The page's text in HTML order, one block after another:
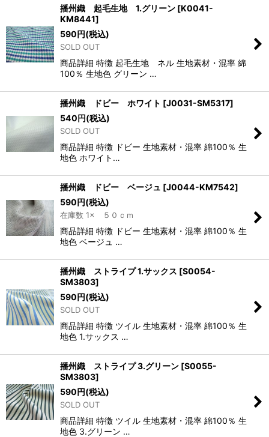
播州織 起毛生地 1.グリーン [K0041-
KM8441]
590円(税込)
SOLD OUT
商品詳細 特徴 起毛生地 ネル 生地素材・混率 綿
100％ 生地色 グリーン …
播州織 ドビー ホワイト [J0031-SM5317]
540円(税込)
SOLD OUT
商品詳細 特徴 ドビー 生地素材・混率 綿100％ 生
地色 ホワイト…
播州織 ドビー ベージュ [J0044-KM7542]
590円(税込)
在庫数 1× ５０ｃｍ
商品詳細 特徴 ドビー 生地素材・混率 綿100％ 生
地色 ベージュ …
播州織 ストライプ 1.サックス [S0054-
SM3803]
590円(税込)
SOLD OUT
商品詳細 特徴 ツイル 生地素材・混率 綿100％ 生
地色 1.サックス …
播州織 ストライプ 3.グリーン [S0055-
SM3803]
590円(税込)
SOLD OUT
商品詳細 特徴 ツイル 生地素材・混率 綿100％ 生
地色 3.グリーン …